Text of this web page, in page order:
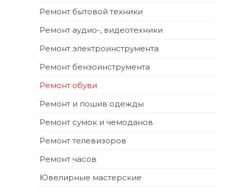
Ремонт бытовой техники
Ремонт аудио-, видеотехники
Ремонт электроинструмента
Ремонт бензоинструмента
Ремонт обуви
Ремонт и пошив одежды
Ремонт сумок и чемоданов
Ремонт телевизоров
Ремонт часов
Ювелирные мастерские